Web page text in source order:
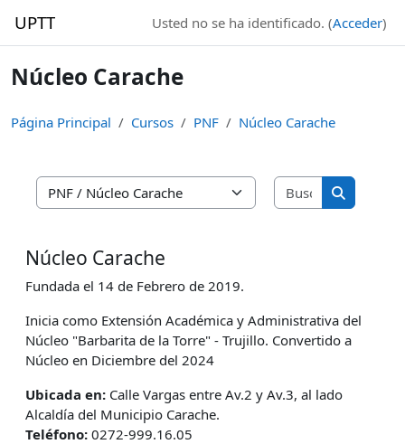
UPTT Usted no se ha identificado. (Acceder)
Núcleo Carache
Página Principal Cursos PNF Núcleo Carache
Categorías
Buscar
Buscar
Núcleo Carache
Fundada el 14 de Febrero de 2019.
Inicia como Extensión Académica y Administrativa del
Núcleo "Barbarita de la Torre" - Trujillo. Convertido a
Núcleo en Diciembre del 2024
Ubicada en: Calle Vargas entre Av.2 y Av.3, al lado
Alcaldía del Municipio Carache.
Teléfono: 0272-999.16.05